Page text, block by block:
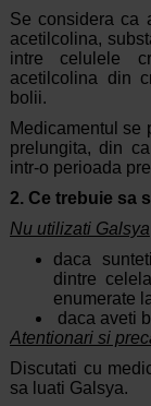
Se considera ca
acetilcolina,
intre celulele
acetilcolina din
bolii.
Medicamentul se
prelungita, din
intr-o perioada
2. Ce trebuie sa
Nu utilizati Galsya
daca
dintre
enumerate
daca aveti
Atentionari si
Discutati cu
sa luati Galsya.